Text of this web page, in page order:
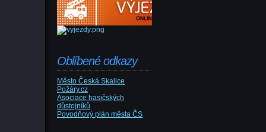
Oblíbené odkazy
Město Česká Skalice
Požáry.cz
Asociace hasičských
důstojníků
Povodňový plán města ČS